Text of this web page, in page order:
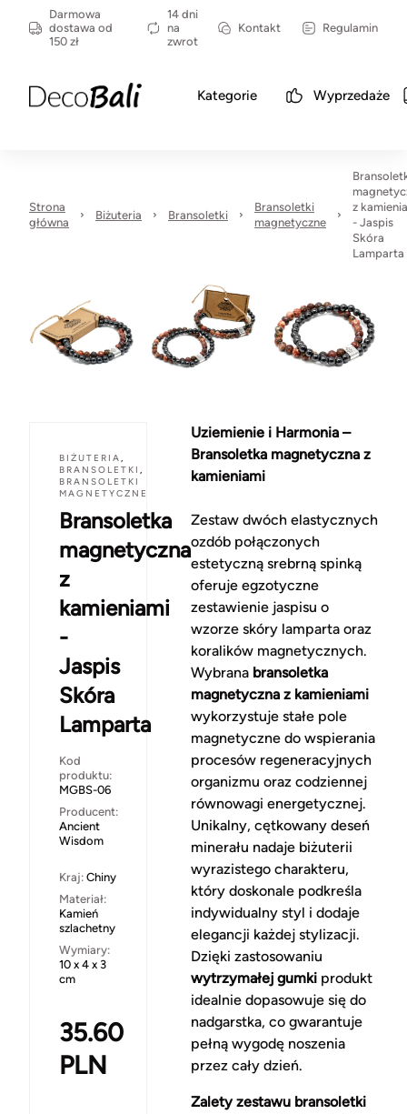
Darmowa
dostawa od
150 zł
14 dni
na
zwrot
Kontakt Regulamin
Kategorie Wyprzedaże
Strona
główna
Biżuteria Bransoletki
Bransoletki
magnetyczne
z
- Jaspis
Skóra
Lamparta
BIŻUTERIA,
BRANSOLETKI ,
BRANSOLETKI
MAGNETYCZNE
Bransoletka
magnetyczna
z
kamieniami
-
Jaspis
Skóra
Lamparta
Kod
produktu:
MGBS-06
Producent:
Ancient
Wisdom
Kraj: Chiny
Materiał:
Kamień
szlachetny
Wymiary:
10 x 4 x 3
cm
35.60
PLN
Uziemienie i Harmonia –
Bransoletka magnetyczna z
kamieniami
Zestaw dwóch elastycznych
ozdób połączonych
estetyczną srebrną spinką
oferuje egzotyczne
zestawienie jaspisu o
wzorze skóry lamparta oraz
koralików magnetycznych.
Wybrana bransoletka
magnetyczna z kamieniami
wykorzystuje stałe pole
magnetyczne do wspierania
procesów regeneracyjnych
organizmu oraz codziennej
równowagi energetycznej.
Unikalny, cętkowany deseń
minerału nadaje biżuterii
wyrazistego charakteru,
który doskonale podkreśla
indywidualny styl i dodaje
elegancji każdej stylizacji.
Dzięki zastosowaniu
wytrzymałej gumkiprodukt
idealnie dopasowuje się do
nadgarstka, co gwarantuje
pełną wygodę noszenia
przez cały dzień.
Zalety zestawu bransoletki